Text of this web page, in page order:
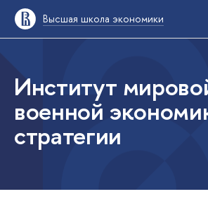
Высшая школа экономики
Институт
военной
стратегии